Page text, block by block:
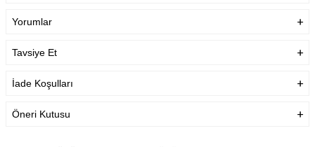
Yorumlar
Tavsiye Et
İade Koşulları
Öneri Kutusu